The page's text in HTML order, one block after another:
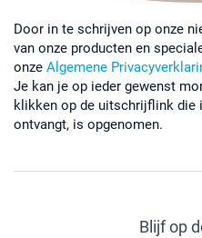
Door in te schrijven op onze
van onze producten en
onze Algemene
Je kan je op ieder gewenst
klikken op de uitschrijflink die
ontvangt, is opgenomen.
Blijf op